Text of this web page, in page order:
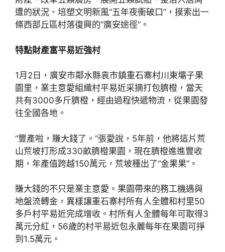
遭的狀況、培塑文明新風“五年夜衝破口”，摸索出一
條西部丘區村落復興的“廣安途徑”。
特點財產富平易近強村
1月2日，廣安市鄰水縣袁市鎮重石寨村川東壩子果
園里，業主意愛組織村平易近采摘打包臍橙，當天
共有3000多斤臍橙，經由過程快遞物流，從果園發
往全國各地。
“豐產啦，賺大錢了。”張愛說，5年前，他將這片荒
山荒坡打形成330畝臍橙果園，現在臍橙進進豐收
期，年產值跨越150萬元，荒坡種出了“金果果”。
賺大錢的不只是業主意愛。果園帶來的務工機遇與
地盤流轉金，異樣讓重石寨村所有人全體和村里50
多戶村平易近完成增收。村所有人全體每年可取得3
萬元分紅，56歲的村平易近包永麗每年在果園可掙
到1.5萬元。